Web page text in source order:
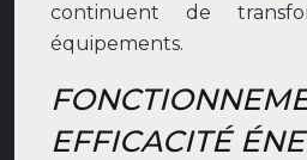
continuent de
équipements.
EFFICACITÉ